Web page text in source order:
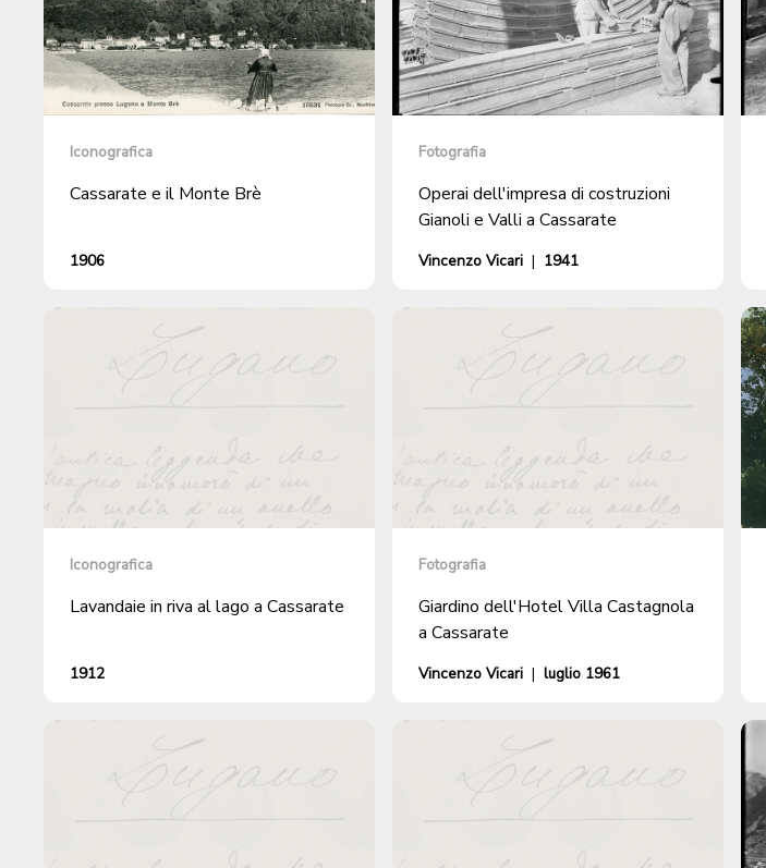
Iconografica
Cassarate e il Monte Brè
1906
Fotografia
Operai dell'impresa di costruzioni
Gianoli e Valli a Cassarate
Vincenzo Vicari | 1941
Iconografica
Lavandaie in riva al lago a Cassarate
1912
Fotografia
Giardino dell'Hotel Villa Castagnola
a Cassarate
Vincenzo Vicari | luglio 1961